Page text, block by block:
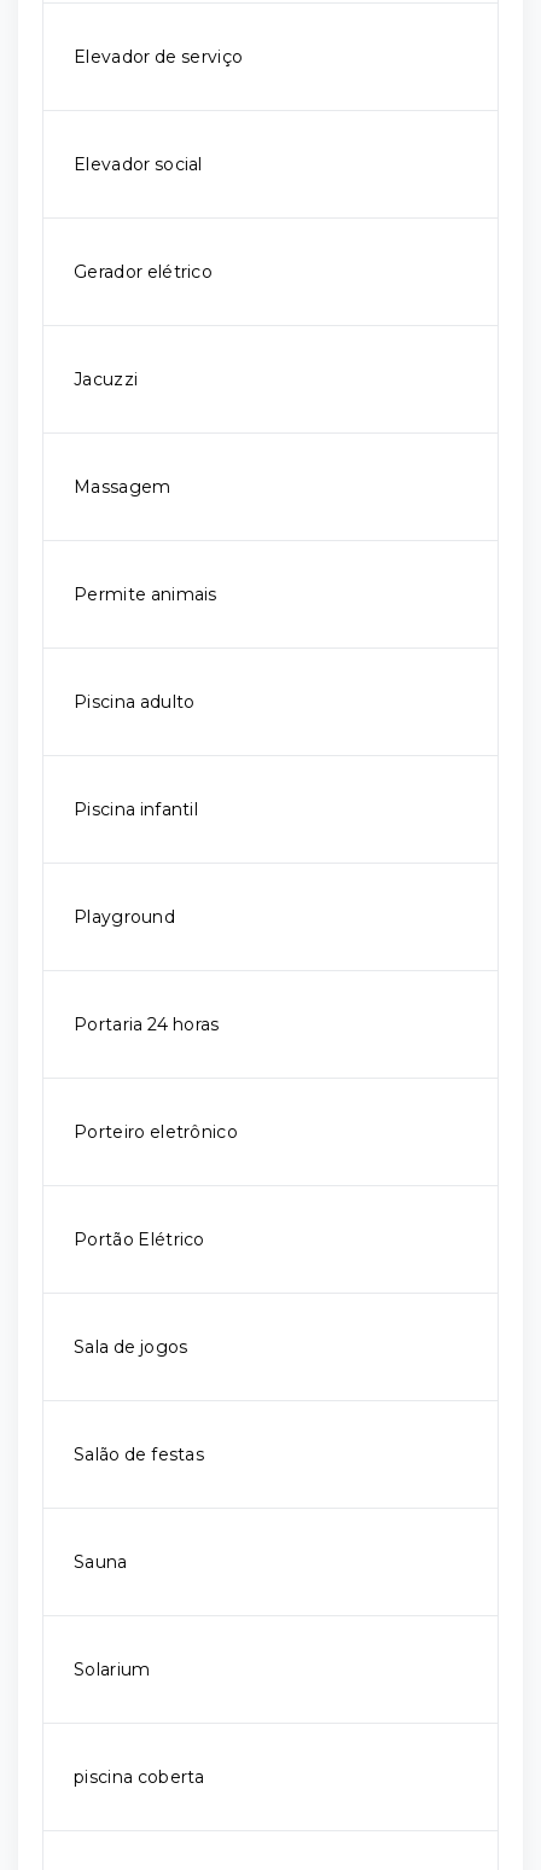
Elevador de serviço
Elevador social
Gerador elétrico
Jacuzzi
Massagem
Permite animais
Piscina adulto
Piscina infantil
Playground
Portaria 24 horas
Porteiro eletrônico
Portão Elétrico
Sala de jogos
Salão de festas
Sauna
Solarium
piscina coberta